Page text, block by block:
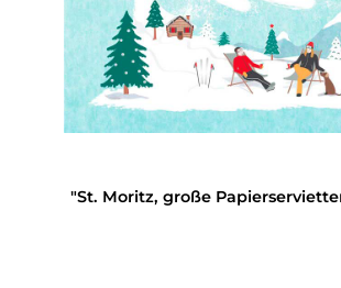
"St. Moritz, große